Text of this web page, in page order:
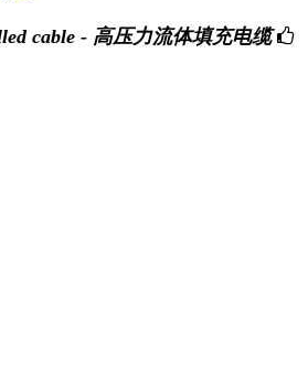
cable - 高压力流体填充电缆